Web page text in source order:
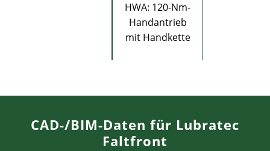
HWA: 120-Nm-
Handantrieb
mit Handkette
CAD-/BIM-Daten für Lubratec
Faltfront